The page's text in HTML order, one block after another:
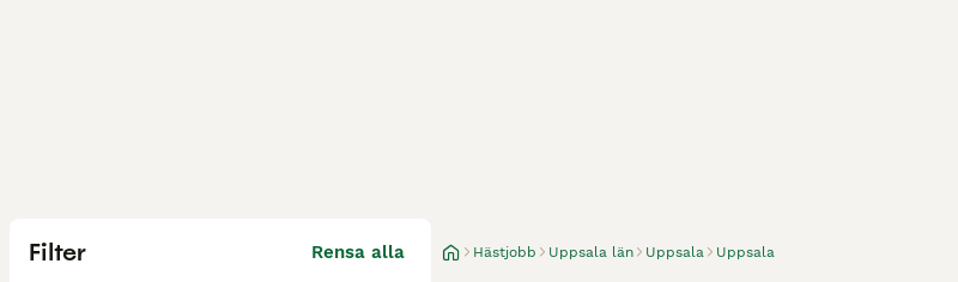
Filter Rensa alla Hästjobb Uppsala län Uppsala Uppsala